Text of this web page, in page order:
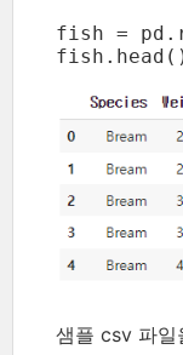
fish =
샘플 csv 파일